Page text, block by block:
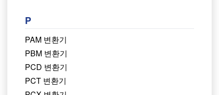
P
PAM 변환기
PBM 변환기
PCD 변환기
PCT 변환기